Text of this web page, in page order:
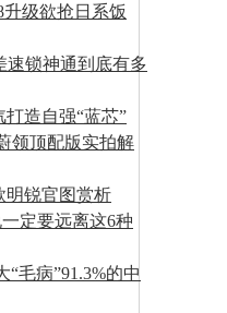
级欲抢日系饭
速锁神通到底有多
造自强“蓝芯”
领顶配版实拍解
明锐官图赏析
定要远离这6种
毛病”91.3%的中